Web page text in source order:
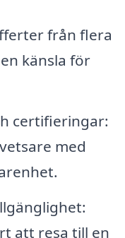
från flera
känsla för
certifieringar:
med
att resa till en